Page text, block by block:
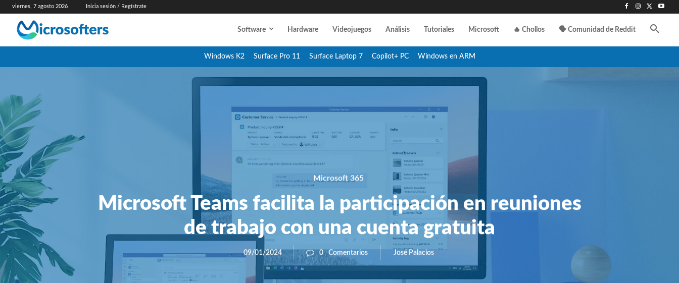
viernes, 7 agosto 2026 Inicia sesión / Regístrate
Software Hardware Videojuegos Análisis Tutoriales Microsoft 🔥 Chollos 🗣️ Comunidad de Reddit
Windows K2 Surface Pro 11 Surface Laptop 7 Copilot+ PC Windows en ARM
Microsoft 365
Microsoft Teams facilita la participación en reuniones
de trabajo con una cuenta gratuita
09/01/2024 0 Comentarios José Palacios